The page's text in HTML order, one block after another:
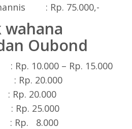
: Rp. 75.000,-
Oubond
10.000 – Rp. 15.000
20.000
Rp. 20.000
25.000
: Rp. 8.000